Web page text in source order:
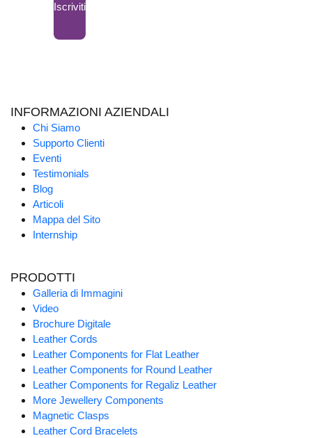
Iscriviti
INFORMAZIONI AZIENDALI
Chi Siamo
Supporto Clienti
Eventi
Testimonials
Blog
Articoli
Mappa del Sito
Internship
PRODOTTI
Galleria di Immagini
Video
Brochure Digitale
Leather Cords
Leather Components for Flat Leather
Leather Components for Round Leather
Leather Components for Regaliz Leather
More Jewellery Components
Magnetic Clasps
Leather Cord Bracelets